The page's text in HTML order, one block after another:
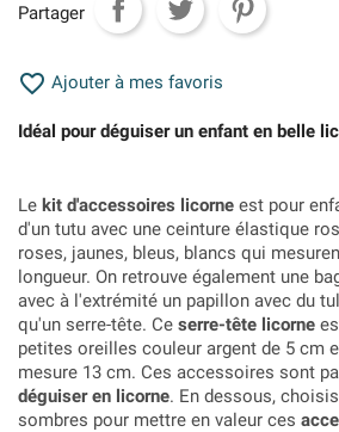
Partager
 Ajouter à mes favoris
Idéal pour déguiser un enfant en belle
Le kit d'accessoires licorne est pour
d'un tutu avec une ceinture élastique
roses, jaunes, bleus, blancs qui
longueur. On retrouve également une
avec à l'extrémité un papillon avec du
qu'un serre-tête. Ce serre-tête licorne
petites oreilles couleur argent de 5 cm
mesure 13 cm. Ces accessoires sont
déguiser en licorne. En dessous,
sombres pour mettre en valeur ces